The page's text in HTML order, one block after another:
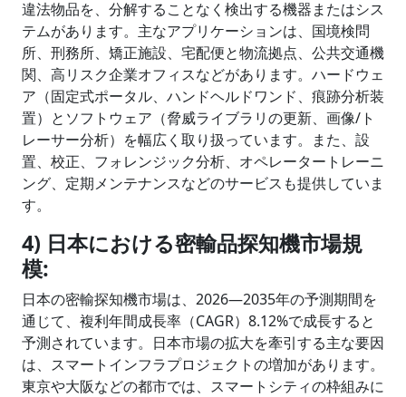
違法物品を、分解することなく検出する機器またはシス
テムがあります。主なアプリケーションは、国境検問
所、刑務所、矯正施設、宅配便と物流拠点、公共交通機
関、高リスク企業オフィスなどがあります。ハードウェ
ア（固定式ポータル、ハンドヘルドワンド、痕跡分析装
置）とソフトウェア（脅威ライブラリの更新、画像/ト
レーサー分析）を幅広く取り扱っています。また、設
置、校正、フォレンジック分析、オペレータートレーニ
ング、定期メンテナンスなどのサービスも提供していま
す。
4) 日本における密輸品探知機市場規
模:
日本の密輸探知機市場は、2026―2035年の予測期間を
通じて、複利年間成長率（CAGR）8.12%で成長すると
予測されています。日本市場の拡大を牽引する主な要因
は、スマートインフラプロジェクトの増加があります。
東京や大阪などの都市では、スマートシティの枠組みに